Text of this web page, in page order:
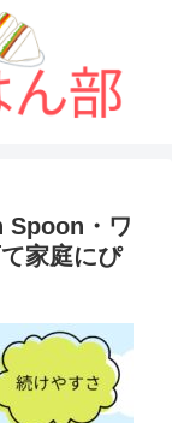
Spoon・ワ
家庭にぴ